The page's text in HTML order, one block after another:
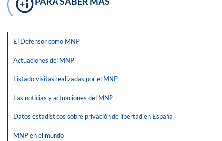
El Defensor como MNP
Actuaciones del MNP
Listado visitas realizadas por el MNP
Las noticias y actuaciones del MNP
Datos estadísticos sobre privación de libertad en España
MNP en el mundo